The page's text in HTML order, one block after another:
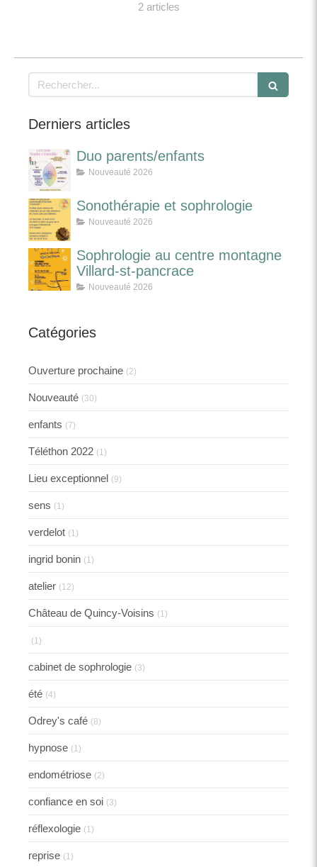
2 articles
Rechercher
Derniers articles
Duo parents/enfants
Nouveauté 2026
Sonothérapie et sophrologie
Nouveauté 2026
Sophrologie au centre montagne
Villard-st-pancrace
Nouveauté 2026
Catégories
Ouverture prochaine (2)
Nouveauté (30)
enfants (7)
Téléthon 2022 (1)
Lieu exceptionnel (9)
sens (1)
verdelot (1)
ingrid bonin (1)
atelier (12)
Château de Quincy-Voisins (1)
(1)
cabinet de sophrologie (3)
été (4)
Odrey's café (8)
hypnose (1)
endométriose (2)
confiance en soi (3)
réflexologie (1)
reprise (1)